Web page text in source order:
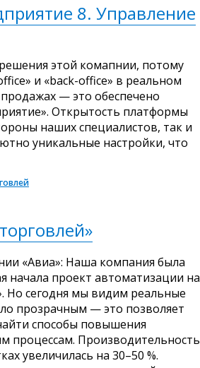
8. Управление
этой комапнии, потому
и «back-office» в реальном
— это обеспечено
Открытость платформы
наших специалистов, так и
уникальные настройки, что
«Авиа»: Наша компания была
начала проект автоматизации на
Но сегодня мы видим реальные
прозрачным — это позволяет
способы повышения
процессам. Производительность
увеличилась на 30–50 %.